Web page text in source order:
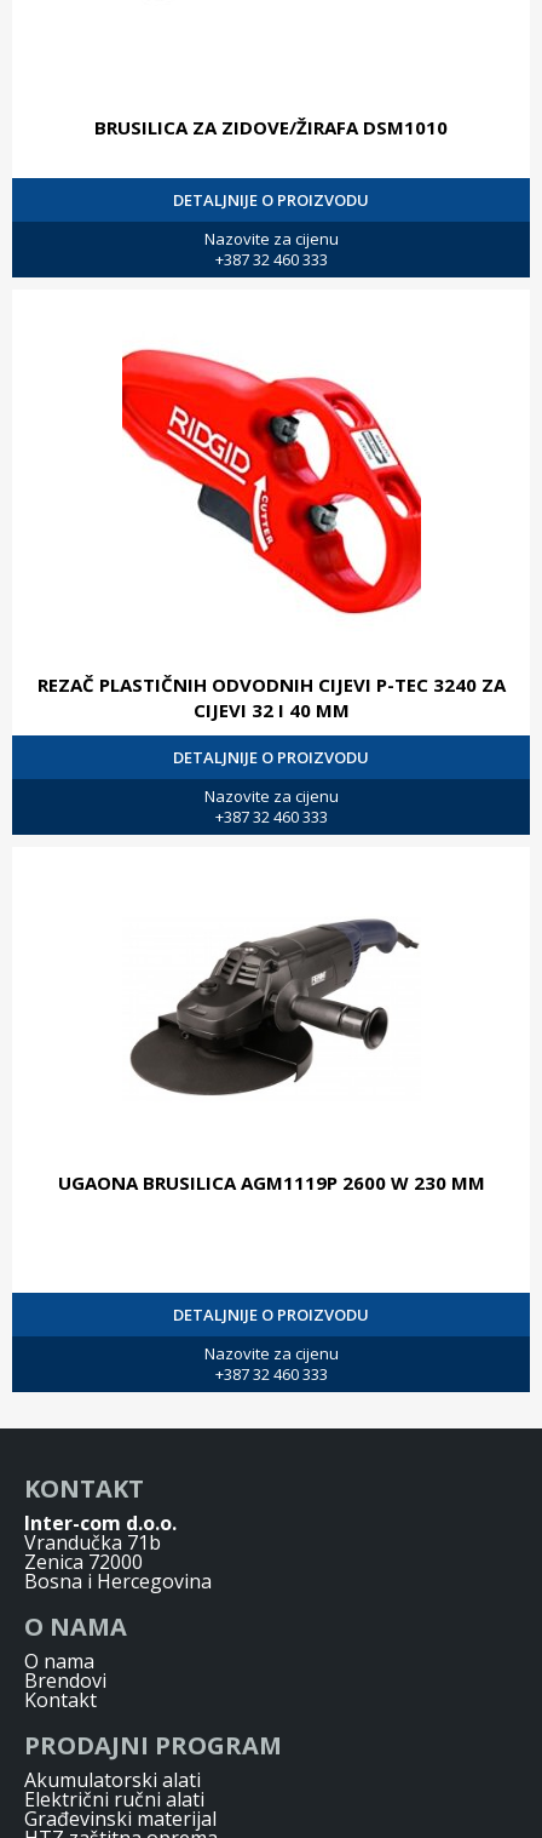
BRUSILICA ZA ZIDOVE/ŽIRAFA DSM1010
DETALJNIJE O PROIZVODU
Nazovite za cijenu
+387 32 460 333
REZAČ PLASTIČNIH ODVODNIH CIJEVI P-TEC 3240 ZA
CIJEVI 32 I 40 MM
DETALJNIJE O PROIZVODU
Nazovite za cijenu
+387 32 460 333
UGAONA BRUSILICA AGM1119P 2600 W 230 MM
DETALJNIJE O PROIZVODU
Nazovite za cijenu
+387 32 460 333
KONTAKT
Inter-com d.o.o.
Vrandučka 71b
Zenica 72000
Bosna i Hercegovina
O NAMA
O nama
Brendovi
Kontakt
PRODAJNI PROGRAM
Akumulatorski alati
Električni ručni alati
Građevinski materijal